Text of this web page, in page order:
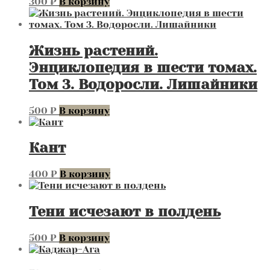
Жизнь растений.
Энциклопедия в шести томах.
Том 3. Водоросли. Лишайники
500 ₽ В корзину
Кант
400 ₽ В корзину
Тени исчезают в полдень
500 ₽ В корзину